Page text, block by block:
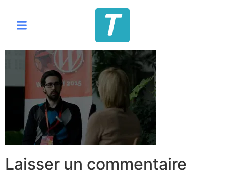
Laisser un commentaire